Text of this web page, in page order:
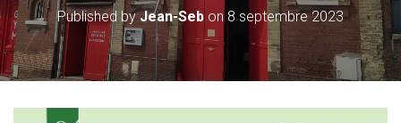
M
E
R
L
A
A
Published byJean-Seb on 8 septembre 2023